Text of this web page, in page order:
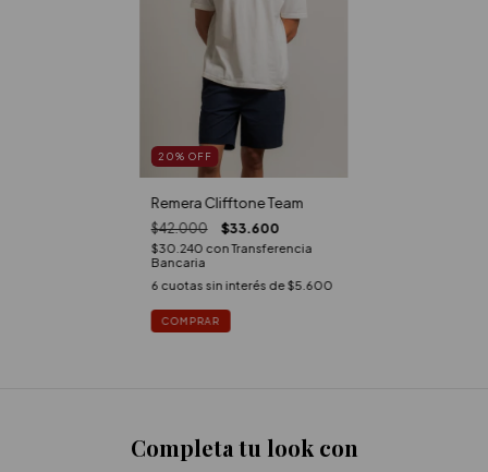
20% OFF
Remera Clifftone Team
$42.000 $33.600
$30.240 con Transferencia
Bancaria
6 cuotas sin interés de$5.600
COMPRAR
Completa tu look con